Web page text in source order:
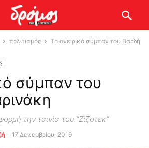
πολιτισμός
Το ονειρικό σύμπαν του Βαρδή
σύμπαν του
την ταινία του “Ζίζοτεκ”
- 17 Δεκεμβρίου, 2019